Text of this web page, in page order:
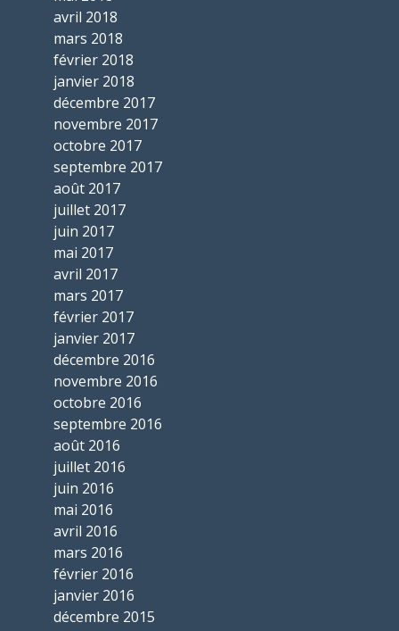
avril 2018
mars 2018
février 2018
janvier 2018
décembre 2017
novembre 2017
octobre 2017
septembre 2017
août 2017
juillet 2017
juin 2017
mai 2017
avril 2017
mars 2017
février 2017
janvier 2017
décembre 2016
novembre 2016
octobre 2016
septembre 2016
août 2016
juillet 2016
juin 2016
mai 2016
avril 2016
mars 2016
février 2016
janvier 2016
décembre 2015